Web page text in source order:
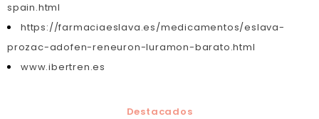
spain.html
https://farmaciaeslava.es/medicamentos/eslava-
prozac-adofen-reneuron-luramon-barato.html
www.ibertren.es
Destacados